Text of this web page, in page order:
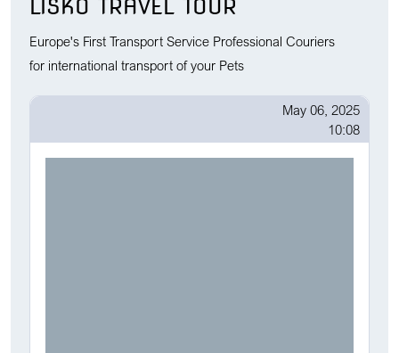
LISKO TRAVEL TOUR
Europe's First Transport Service Professional Couriers
for international transport of your Pets
May 06, 2025
10:08